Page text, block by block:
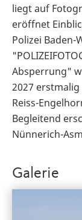
liegt auf
eröffnet
Polizei
Absperrung"
2027 erstmalig
Reiss-
Begleitend
Nünnerich-
Galerie